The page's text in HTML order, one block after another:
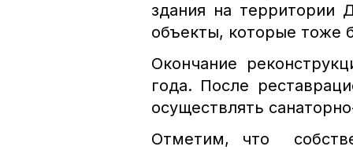
здания на территории
объекты, которые тоже
Окончание
года. После
осуществлять
Отметим, что